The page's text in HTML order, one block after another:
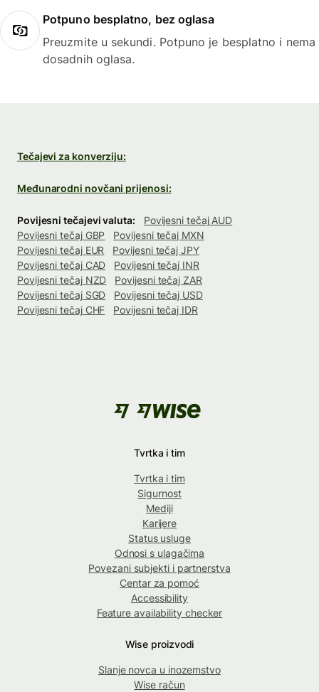
Potpuno besplatno, bez oglasa
Preuzmite u sekundi. Potpuno je besplatno i nema
dosadnih oglasa.
Tečajevi za konverziju:
Međunarodni novčani prijenosi:
Povijesni tečajevi valuta:
Povijesni tečaj AUD
Povijesni tečaj GBP
Povijesni tečaj MXN
Povijesni tečaj EUR
Povijesni tečaj JPY
Povijesni tečaj CAD
Povijesni tečaj INR
Povijesni tečaj NZD
Povijesni tečaj ZAR
Povijesni tečaj SGD
Povijesni tečaj USD
Povijesni tečaj CHF
Povijesni tečaj IDR
Tvrtka i tim
Tvrtka i tim
Sigurnost
Mediji
Karijere
Status usluge
Odnosi s ulagačima
Povezani subjekti i partnerstva
Centar za pomoć
Accessibility
Feature availability checker
Wise proizvodi
Slanje novca u inozemstvo
Wise račun